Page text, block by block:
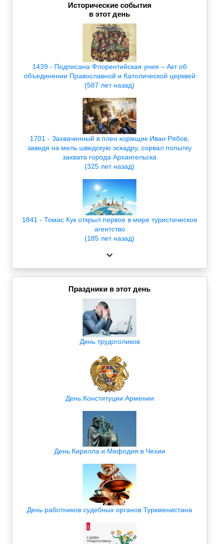
Исторические события
в этот день
1439 - Подписана Флорентийская уния – Акт об
объединении Православной и Католической церквей
(587 лет назад)
1701 - Захваченный в плен кормщик Иван Рябов,
заведя на мель шведскую эскадру, сорвал попытку
захвата города Архангельска
(325 лет назад)
1841 - Томас Кук открыл первое в мире туристическое
агентство
(185 лет назад)
Праздники в этот день
День трудоголиков
День Конституции Армении
День Кирилла и Мефодия в Чехии
День работников судебных органов Туркменистана